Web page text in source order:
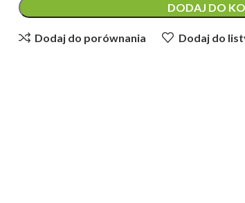
DODAJ DO
Dodaj do porównania Dodaj do